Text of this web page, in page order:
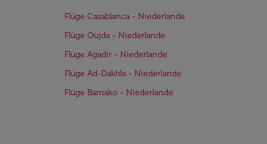
Flüge Casablanca - Niederlande
Flüge Oujda - Niederlande
Flüge Agadir - Niederlande
Flüge Ad-Dakhla - Niederlande
Flüge Bamako - Niederlande